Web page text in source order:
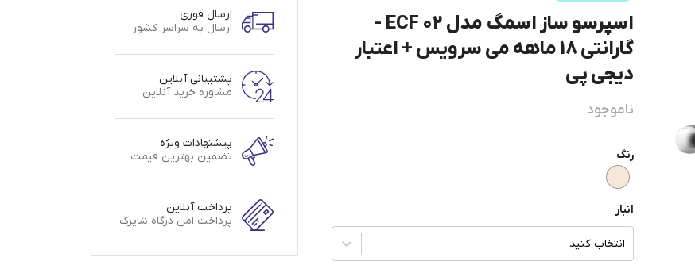
اسپرسو ساز اسمگ مدل ECF 02 -
گارانتی 18 ماهه می سرویس + اعتبار
دیجی پی
ناموجود
رنگ
انبار
انتخاب کنید
ارسال فوری
ارسال به سراسر کشور
پشتیبانی آنلاین
مشاوره خرید آنلاین
پیشنهادات ویژه
تضمین بهترین قیمت
پرداخت آنلاین
پرداخت امن درگاه شاپرک